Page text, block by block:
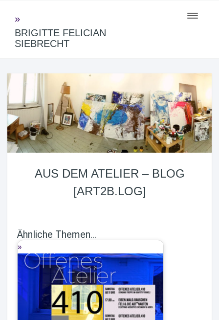
Toggle
BRIGITTE FELICIAN
SIEBRECHT
AUS DEM ATELIER – BLOG
[ART2B.LOG]
Ähnliche Themen...